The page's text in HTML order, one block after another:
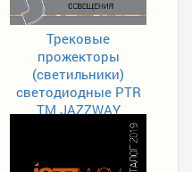
Трековые
прожекторы
(светильники)
светодиодные PTR
TM JAZZWAY